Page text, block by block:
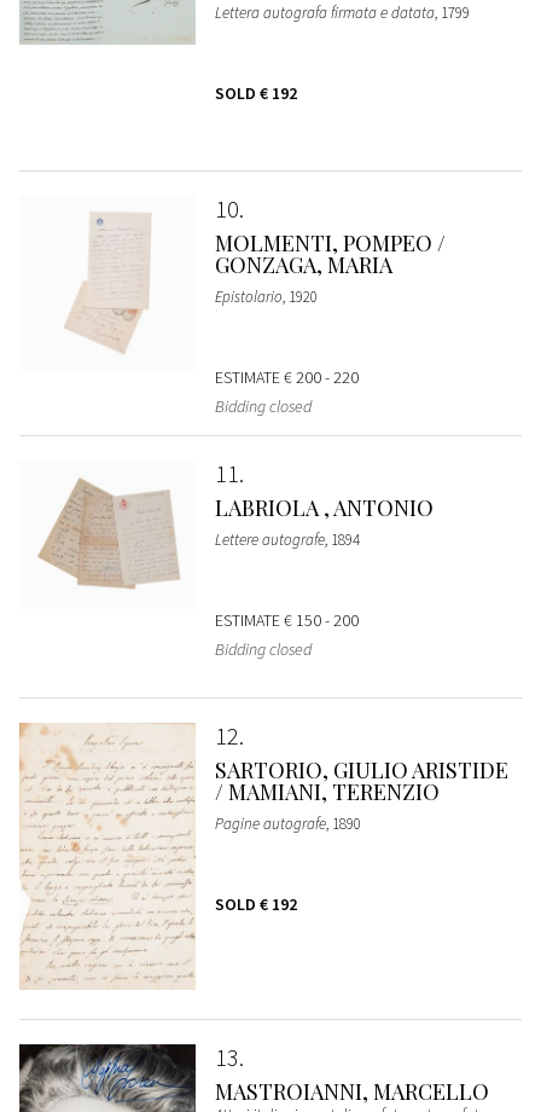
Lettera autografa firmata e datata, 1799
SOLD € 192
10
MOLMENTI, POMPEO /
GONZAGA, MARIA
Epistolario, 1920
ESTIMATE€ 200 - 220
Bidding closed
11
LABRIOLA , ANTONIO
Lettere autografe, 1894
ESTIMATE€ 150 - 200
Bidding closed
12
SARTORIO, GIULIO ARISTIDE
/ MAMIANI, TERENZIO
Pagine autografe, 1890
SOLD € 192
13
MASTROIANNI, MARCELLO